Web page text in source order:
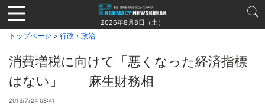
Jump
to
navigation
2026年8月8日（土）
トップページ > 行政・政治
消費増税に向けて「悪くなった経済指標
はない」 麻生財務相
2013/7/24 08:41